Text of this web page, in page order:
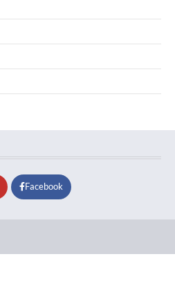
Facebook